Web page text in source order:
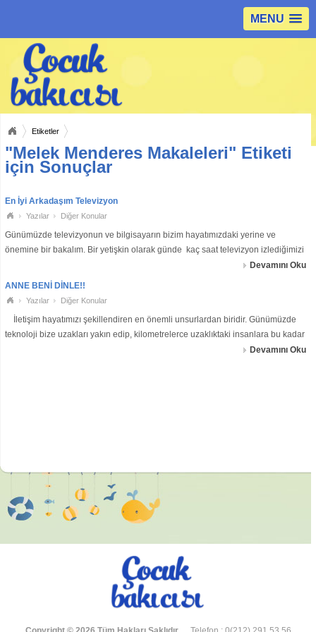
MENU
Etiketler
"Melek Menderes Makaleleri" Etiketi
için Sonuçlar
En İyi Arkadaşım Televizyon
Yazılar Diğer Konular
Günümüzde televizyonun ve bilgisayarın bizim hayatımızdaki yerine ve
önemine bir bakalım. Bir yetişkin olarak günde kaç saat televizyon izlediğimizi
ve ya günün kaç saatini bilgisayar karşısında geçirdiğimizi düşünelim.Devamını Oku
ANNE BENİ DİNLE!!
Yazılar Diğer Konular
İletişim hayatımızı şekillendiren en önemli unsurlardan biridir. Günümüzde
teknoloji bize uzakları yakın edip, kilometrelerce uzaklıktaki insanlara bu kadar
Devamını Oku